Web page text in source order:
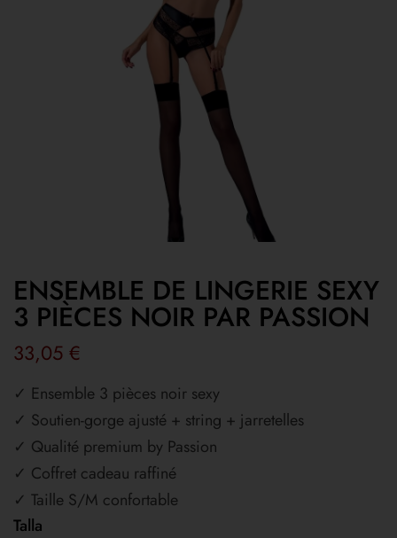
ENSEMBLE DE LINGERIE SEXY
3 PIÈCES NOIR PAR PASSION
33,05 €
✓ Ensemble 3 pièces noir sexy
✓ Soutien-gorge ajusté + string + jarretelles
✓ Qualité premium by Passion
✓ Coffret cadeau raffiné
✓ Taille S/M confortable
Talla